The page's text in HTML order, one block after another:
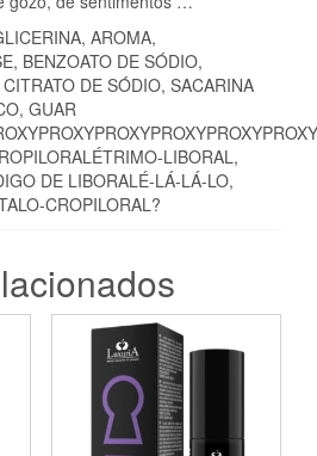
AROMA,
BENZOATO DE SÓDIO,
DE SÓDIO, SACARINA
GUAR
LIBORAL,
DE LIBORALÉ-LÁ-LÁ-LO,
CROPILORAL?